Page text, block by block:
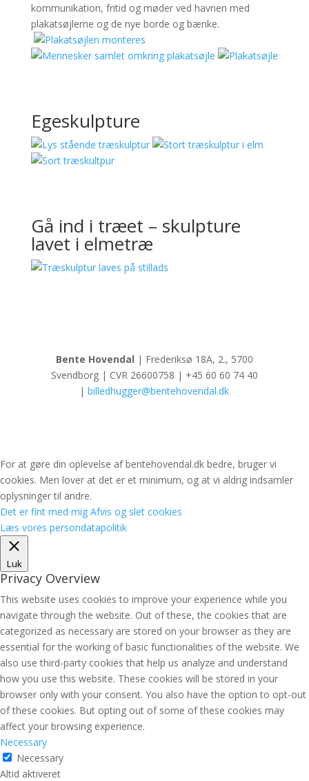
kommunikation, fritid og møder ved havnen med
plakatsøjlerne og de nye borde og bænke.
Egeskulpture
Gå ind i træet – skulpture
lavet i elmetræ
Bente Hovendal | Frederiksø 18A, 2., 5700
Svendborg | CVR 26600758 | +45 60 60 74 40
|billedhugger@bentehovendal.dk
For at gøre din oplevelse af bentehovendal.dk bedre, bruger vi
cookies. Men lover at det er et minimum, og at vi aldrig indsamler
oplysninger til andre.
Det er fint med mig Afvis og slet cookies
Læs vores persondatapolitik
Luk
Privacy Overview
This website uses cookies to improve your experience while you
navigate through the website. Out of these, the cookies that are
categorized as necessary are stored on your browser as they are
essential for the working of basic functionalities of the website. We
also use third-party cookies that help us analyze and understand
how you use this website. These cookies will be stored in your
browser only with your consent. You also have the option to opt-out
of these cookies. But opting out of some of these cookies may
affect your browsing experience.
Necessary
Necessary
Altid aktiveret